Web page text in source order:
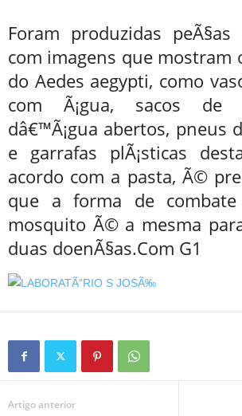
Foram produzidas peÃ§as
com imagens que mostram
do Aedes aegypti, como
com Ã¡gua, sacos de
dâ€™Ã¡gua abertos, pneus
e garrafas plÃ¡sticas
acordo com a pasta, Ã©
que a forma de
mosquito Ã© a mesma
duas doenÃ§as.Com G1
Artigo anterior